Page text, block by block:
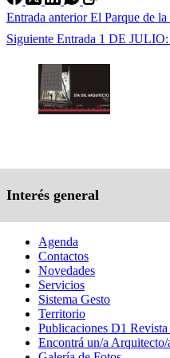
Entrada anteriorEl Parque de
Siguiente Entrada 1 DE JULIO:
Interés general
Agenda
Contactos
Novedades
Servicios
Sistema Gesto
Territorio
Publicaciones D1
Encontrá un/a Arquitecto/